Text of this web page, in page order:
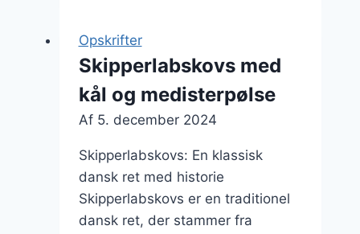
travl
hverdagsaften
Opskrifter
Skipperlabskovs med
kål og medisterpølse
Af 5. december 2024
Skipperlabskovs: En klassisk
dansk ret med historie
Skipperlabskovs er en traditionel
dansk ret, der stammer fra